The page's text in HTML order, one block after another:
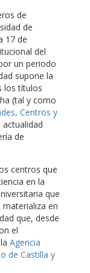
de
de
17 de
del
un periodo
supone la
los títulos
(tal y como
Centros y
actualidad
de
centros que
en la
que
materializa en
que, desde
el
Agencia
de Castilla y